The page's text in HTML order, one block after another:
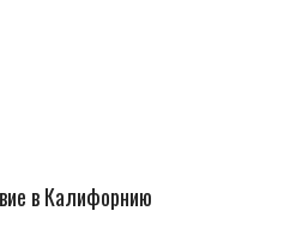
в Калифорнию